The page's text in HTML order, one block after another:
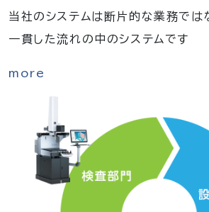
当社のシステムは断片的な業務ではな
一貫した流れの中のシステムです
more